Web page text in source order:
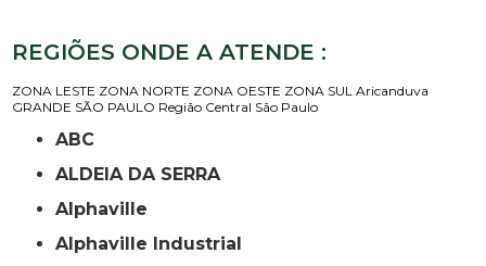
REGIÕES ONDE A ATENDE :
ZONA LESTE ZONA NORTE ZONA OESTE ZONA SUL Aricanduva
GRANDE SÃO PAULO Região Central São Paulo
ABC
ALDEIA DA SERRA
Alphaville
Alphaville Industrial